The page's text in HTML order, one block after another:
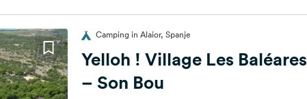
Camping in Alaior, Spanje
Yelloh ! Village Les Baléares
– Son Bou